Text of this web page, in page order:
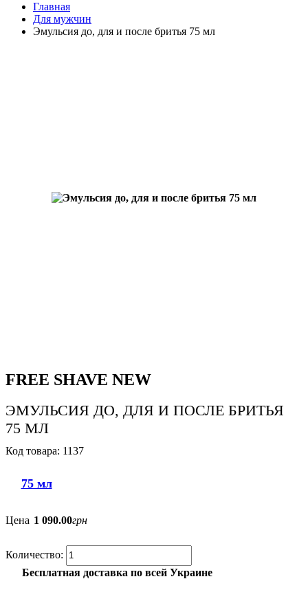
Главная
Для мужчин
Эмульсия до, для и после бритья 75 мл
FREE SHAVE NEW
ЭМУЛЬСИЯ ДО, ДЛЯ И ПОСЛЕ БРИТЬЯ
75 МЛ
1137
75 мл
Цена 1 090.00грн
Бесплатная доставка по всей Украине